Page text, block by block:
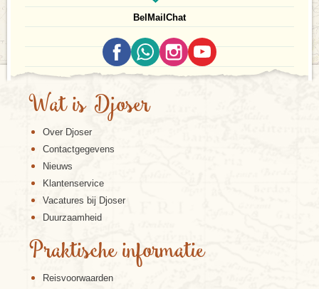
Bel Mail Chat
Wat is Djoser
Over Djoser
Contactgegevens
Nieuws
Klantenservice
Vacatures bij Djoser
Duurzaamheid
Praktische informatie
Reisvoorwaarden